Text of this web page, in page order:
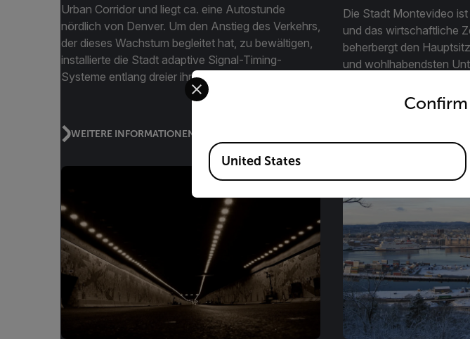
Urban Corridor und liegt ca. eine Autostunde
nördlich von Denver. Um den Anstieg des Verkehrs,
der dieses Wachstum begleitet hat, zu bewältigen,
installierte die Stadt adaptive Signal-Timing-
Systeme entlang dreier ihrer primären ...
WEITERE INFORMATIONEN
Die Stadt Montevideo
und das wirtschaftliche
beherbergt den
und wohlhabendsten
Südamerikas ...
Select your preferred country and language from the
Available Locations
United States